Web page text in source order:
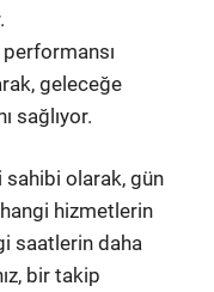
geleceğe
sağlıyor.
sahibi olarak, gün
hangi hizmetlerin
saatlerin daha
bir takip